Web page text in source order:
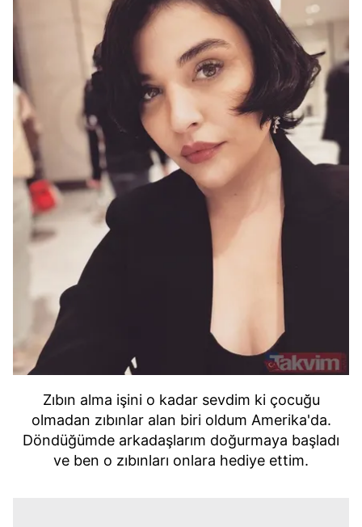
Zıbın alma işini o kadar sevdim ki çocuğu
olmadan zıbınlar alan biri oldum Amerika'da.
Döndüğümde arkadaşlarım doğurmaya başladı
ve ben o zıbınları onlara hediye ettim.